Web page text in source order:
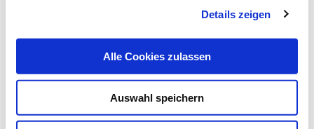
Details zeigen
Alle Cookies zulassen
Auswahl speichern
Stammzelltransplantationen
Eine neue, soeben in einem Fachartikel publizierte,
Behandlungsstrategie hat das Potenzial,…